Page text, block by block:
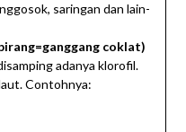
saringan dan lain-
coklat)
adanya klorofil.
Contohnya: